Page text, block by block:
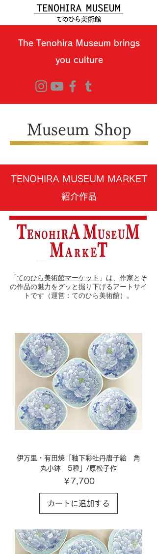
The Tenohira Museum brings
you culture
Museum Shop
TENOHIRA MUSEUM MARKET
紹介作品
「てのひら美術館マーケット 」は、作家とそ
の作品の魅力をグッと掘り下げるアートサイ
トです（運営：てのひら美術館）。
伊万里・有田焼「釉下彩牡丹唐子絵 角
丸小鉢 5種」/原松子作
価格
￥7,700
カートに追加する